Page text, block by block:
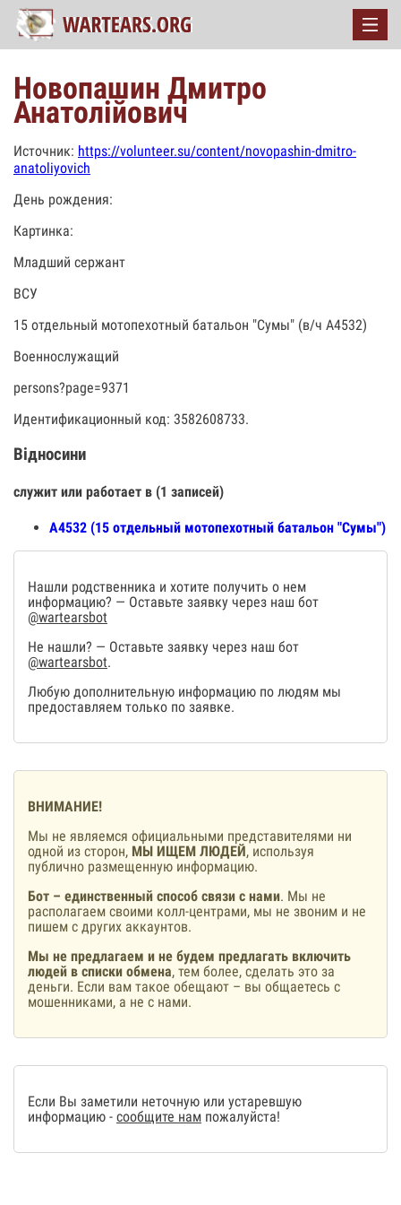
Новопашин Дмитро
Анатолійович
Источник: https://volunteer.su/content/novopashin-dmitro-
anatoliyovich
День рождения:
Картинка:
Младший сержант
ВСУ
15 отдельный мотопехотный батальон "Сумы" (в/ч А4532)
Военнослужащий
persons?page=9371
Идентификационный код: 3582608733.
Відносини
служит или работает в (1 записей)
А4532 (15 отдельный мотопехотный батальон "Сумы")
Нашли родственника и хотите получить о нем
информацию? — Оставьте заявку через наш бот
@wartearsbot
Не нашли? — Оставьте заявку через наш бот
@wartearsbot.
Любую дополнительную информацию по людям мы
предоставляем только по заявке.
ВНИМАНИЕ!
Мы не являемся официальными представителями ни
одной из сторон, МЫ ИЩЕМ ЛЮДЕЙ, используя
публично размещенную информацию.
Бот – единственный способ связи с нами. Мы не
располагаем своими колл-центрами, мы не звоним и не
пишем с других аккаунтов.
Мы не предлагаем и не будем предлагать включить
людей в списки обмена, тем более, сделать это за
деньги. Если вам такое обещают – вы общаетесь с
мошенниками, а не с нами.
Если Вы заметили неточную или устаревшую
информацию - сообщите нам пожалуйста!